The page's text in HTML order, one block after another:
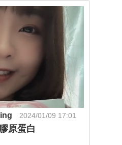
增加層次感，可以用在四
曲線～●紓壓按摩器圓弧
頭部做按摩,減緩緊繃滾珠
摩,放鬆額肌,減緩皺紋加
按摩器來按壓肌肉及穴
也能放鬆療癒自己～
保濕身體乳液添加了荷
翰草油 · 積雪草萃取 ·
一抹化成水很滋潤但又不
完後一定要用身體乳來鎖
在這～
VleaqpXx/l-
林三益 #林三益
#metime #輕盈保濕身
#按摩 #紓壓 #紓壓按
2024/01/09 17:01
原蛋白